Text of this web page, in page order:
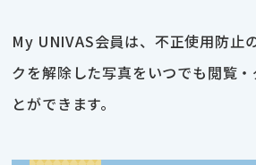
My UNIVAS会員は、不正使用防止
クを解除した写真をいつでも閲覧
とができます。